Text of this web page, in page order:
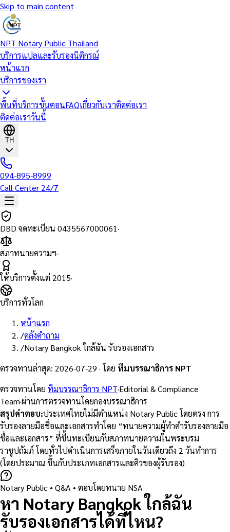
Skip to main content
NPT Notary Public Thailand
บริการแปลและรับรองนิติกรณ์
หน้าแรก
บริการของเรา
พื้นที่บริการขั้นตอนFAQเกี่ยวกับเราติดต่อเรา
ติดต่อเราวันนี้
TH
094-895-8999
Call Center 24/7
DBD จดทะเบียน 0435567000061·
สภาทนายความฯ·
ให้บริการตั้งแต่ 2015·
บริการทั่วโลก
หน้าแรก
/คลังคำถาม
/Notary Bangkok ใกล้ฉัน รับรองเอกสาร
ตรวจทานล่าสุด: 2026-07-29 · โดย ทีมบรรณาธิการ NPT
ตรวจทานโดย ทีมบรรณาธิการ NPT·Editorial & Compliance
Team·ผ่านการตรวจทานโดยกองบรรณาธิการ
สรุปคำตอบ:ประเทศไทยไม่มีตำแหน่ง Notary Public โดยตรง การ
รับรองลายมือชื่อและเอกสารทำโดย “ทนายความผู้ทำคำรับรองลายมือ
ชื่อและเอกสาร” ที่ขึ้นทะเบียนกับสภาทนายความในพระบรม
ราชูปถัมภ์ โดยทั่วไปดำเนินการเสร็จภายในวันเดียวถึง 2 วันทำการ
(โดยประมาณ ขึ้นกับประเภทเอกสารและคิวของผู้รับรอง)
Notary Public • Q&A • ตอบโดยทนาย NSA
หา Notary Bangkok ใกล้ฉัน
รับรองเอกสารได้ที่ไหน?